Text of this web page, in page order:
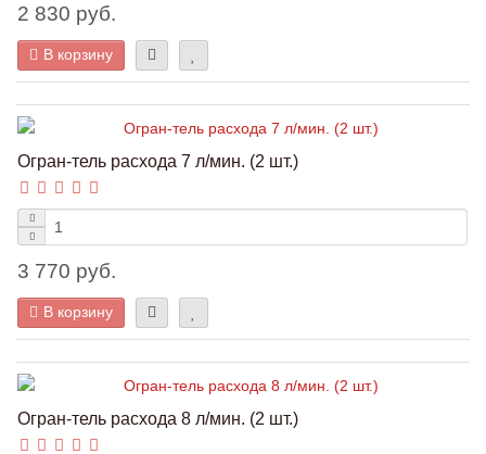
2 830 руб.
В корзину
Огран-тель расхода 7 л/мин. (2 шт.)
3 770 руб.
В корзину
Огран-тель расхода 8 л/мин. (2 шт.)